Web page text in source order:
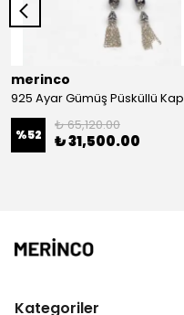
merinco
%52
₺ 65,120.00
₺ 31,500.00
Kategoriler